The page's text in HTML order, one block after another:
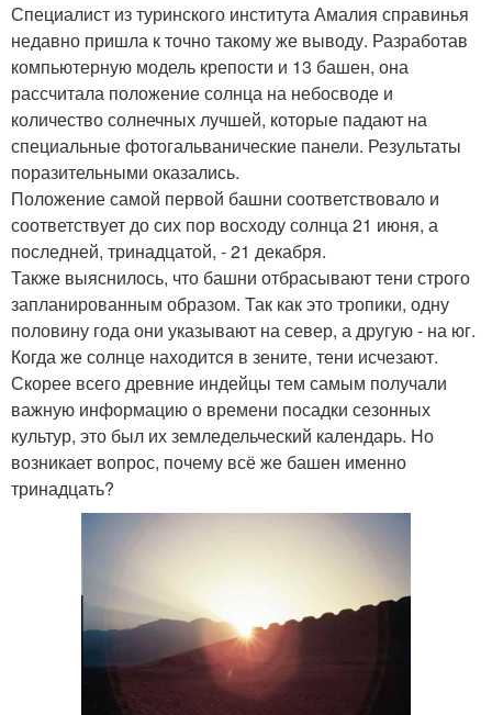
Специалист из туринского института Амалия справинья
недавно пришла к точно такому же выводу. Разработав
компьютерную модель крепости и 13 башен, она
рассчитала положение солнца на небосводе и
количество солнечных лучшей, которые падают на
специальные фотогальванические панели. Результаты
поразительными оказались.
Положение самой первой башни соответствовало и
соответствует до сих пор восходу солнца 21 июня, а
последней, тринадцатой, - 21 декабря.
Также выяснилось, что башни отбрасывают тени строго
запланированным образом. Так как это тропики, одну
половину года они указывают на север, а другую - на юг.
Когда же солнце находится в зените, тени исчезают.
Скорее всего древние индейцы тем самым получали
важную информацию о времени посадки сезонных
культур, это был их земледельческий календарь. Но
возникает вопрос, почему всё же башен именно
тринадцать?